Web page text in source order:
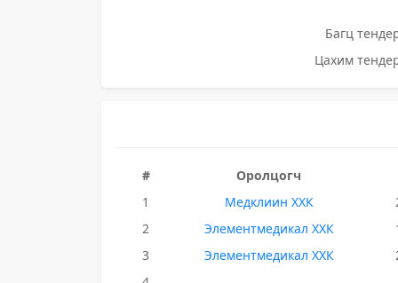
Багц
Цахим
# Оролцогч
1
Медклиин ХХК
2
Элементмедикал ХХК
3
Элементмедикал ХХК